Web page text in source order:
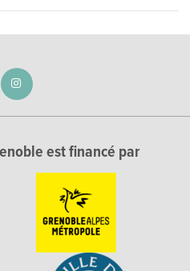
est financé par